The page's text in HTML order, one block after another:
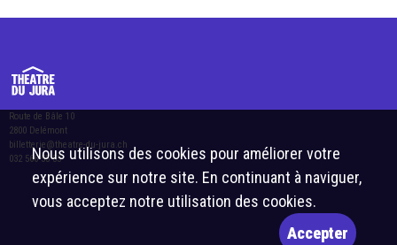
Route de Bâle 10
2800 Delémont
billetterie@theatre-du-jura.ch
032 566 55 55
Nous utilisons des cookies pour améliorer votre
expérience sur notre site. En continuant à naviguer,
vous acceptez notre utilisation des cookies.
Accepter